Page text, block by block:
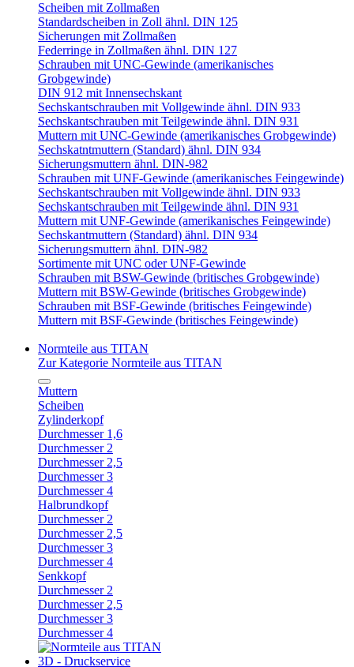
Scheiben mit Zollmaßen
Standardscheiben in Zoll ähnl. DIN 125
Sicherungen mit Zollmaßen
Federringe in Zollmaßen ähnl. DIN 127
Schrauben mit UNC-Gewinde (amerikanisches
Grobgewinde)
DIN 912 mit Innensechskant
Sechskantschrauben mit Vollgewinde ähnl. DIN 933
Sechskantschrauben mit Teilgewinde ähnl. DIN 931
Muttern mit UNC-Gewinde (amerikanisches Grobgewinde)
Sechskatntmuttern (Standard) ähnl. DIN 934
Sicherungsmuttern ähnl. DIN-982
Schrauben mit UNF-Gewinde (amerikanisches Feingewinde)
Sechskantschrauben mit Vollgewinde ähnl. DIN 933
Sechskantschrauben mit Teilgewinde ähnl. DIN 931
Muttern mit UNF-Gewinde (amerikanisches Feingewinde)
Sechskantmuttern (Standard) ähnl. DIN 934
Sicherungsmuttern ähnl. DIN-982
Sortimente mit UNC oder UNF-Gewinde
Schrauben mit BSW-Gewinde (britisches Grobgewinde)
Muttern mit BSW-Gewinde (britisches Grobgewinde)
Schrauben mit BSF-Gewinde (britisches Feingewinde)
Muttern mit BSF-Gewinde (britisches Feingewinde)
Normteile aus TITAN
Zur Kategorie Normteile aus TITAN
Muttern
Scheiben
Zylinderkopf
Durchmesser 1,6
Durchmesser 2
Durchmesser 2,5
Durchmesser 3
Durchmesser 4
Halbrundkopf
Durchmesser 2
Durchmesser 2,5
Durchmesser 3
Durchmesser 4
Senkkopf
Durchmesser 2
Durchmesser 2,5
Durchmesser 3
Durchmesser 4
3D - Druckservice